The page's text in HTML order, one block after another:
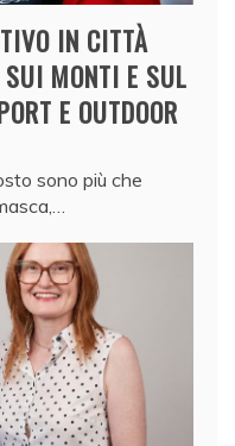
IN CITTÀ
MONTI E SUL
E OUTDOOR
sono più che